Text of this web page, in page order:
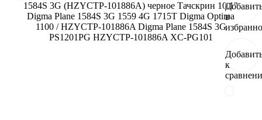
в
к